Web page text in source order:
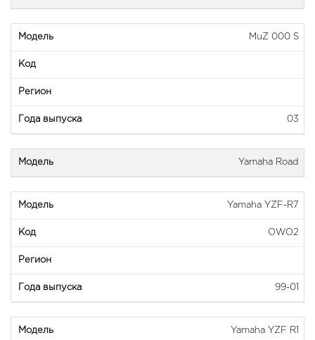
MuZ 000 S
03
Yamaha Road
Yamaha YZF-R7
OWO2
99-01
Yamaha YZF R1